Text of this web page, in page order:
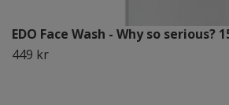
EDO Face Wash - Why so serious?
449 kr